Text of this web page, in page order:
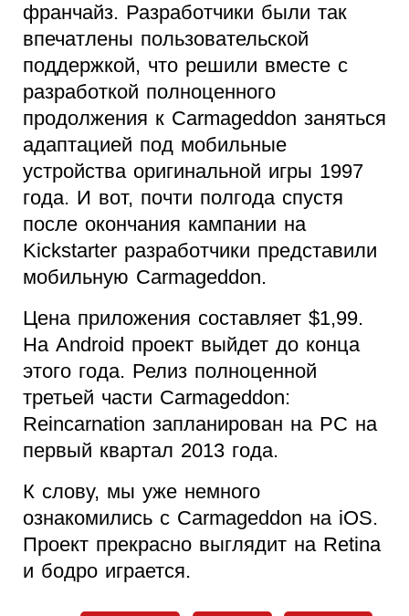
франчайз. Разработчики были так
впечатлены пользовательской
поддержкой, что решили вместе с
разработкой полноценного
продолжения к Carmageddon заняться
адаптацией под мобильные
устройства оригинальной игры 1997
года. И вот, почти полгода спустя
после окончания кампании на
Kickstarter разработчики представили
мобильную Carmageddon.
Цена приложения составляет $1,99.
На Android проект выйдет до конца
этого года. Релиз полноценной
третьей части Carmageddon:
Reincarnation запланирован на PC на
первый квартал 2013 года.
К слову, мы уже немного
ознакомились с Carmageddon на iOS.
Проект прекрасно выглядит на Retina
и бодро играется.